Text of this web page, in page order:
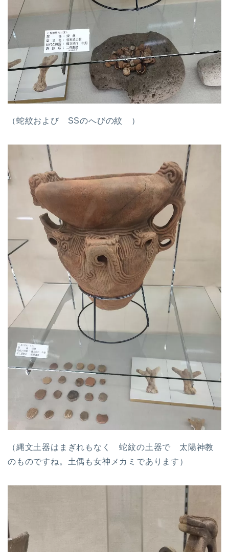
（蛇紋および SSのへびの紋 ）
（縄文土器はまぎれもなく 蛇紋の土器で 太陽神教
のものですね。土偶も女神メカミであります）